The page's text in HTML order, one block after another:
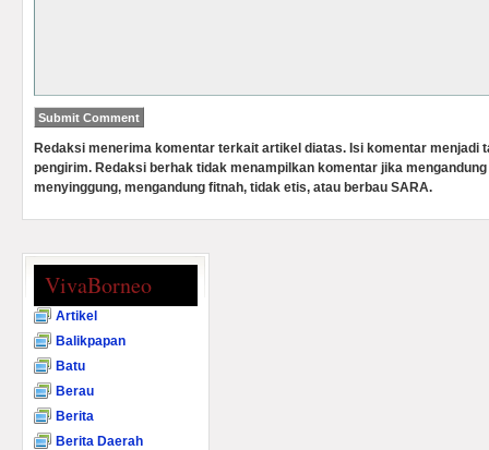
Redaksi menerima komentar terkait artikel diatas. Isi komentar menjadi
pengirim. Redaksi berhak tidak menampilkan komentar jika
menyinggung, mengandung fitnah, tidak etis, atau berbau SARA.
VivaBorneo
Artikel
Balikpapan
Batu
Berau
Berita
Berita Daerah